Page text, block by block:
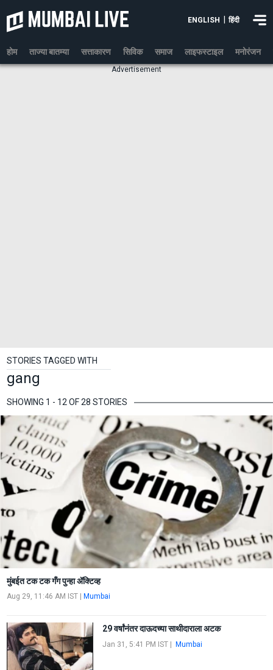
ENGLISH हिंदी
होम ताज्या बातम्या सत्ताकारण सिविक समाज लाइफस्टाइल मनोरंजन
Advertisement
STORIES TAGGED WITH
gang
SHOWING 1 - 12 OF 28 STORIES
मुंबईत टक टक गँग पुन्हा ॲक्टिव्ह
Aug 29, 11:46 AM IST Mumbai
29 वर्षांनंतर दाऊदच्या साथीदाराला अटक
Jan 31, 5:41 PM IST| Mumbai